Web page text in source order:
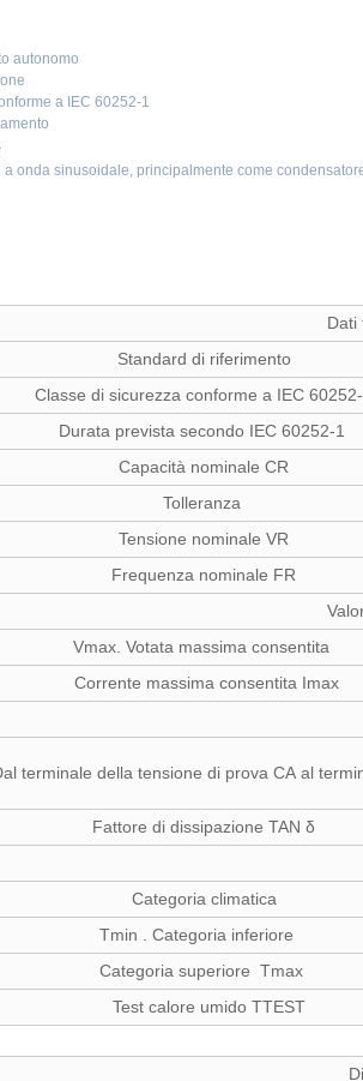
autonomo
a IEC 60252-1
onda sinusoidale, principalmente come
Dati
Standard di riferimento
Classe di sicurezza conforme a IEC
Durata prevista secondo IEC 60252-1
Capacità nominale CR
Tolleranza
Tensione nominale VR
Frequenza nominale FR
Vmax. Votata massima consentita
Corrente massima consentita Imax
terminale della tensione di prova CA al
Fattore di dissipazione TAN δ
Categoria climatica
Tmin . Categoria inferiore
Categoria superiore Tmax
Test calore umido TTEST